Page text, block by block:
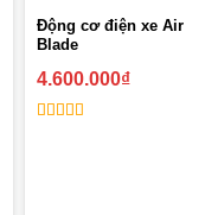
Động cơ điện xe Air
Blade
4.600.000₫